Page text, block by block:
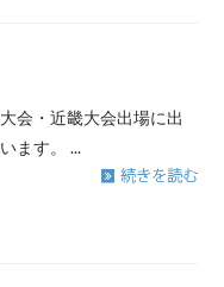
会・近畿大会出場に出
ます。 ...